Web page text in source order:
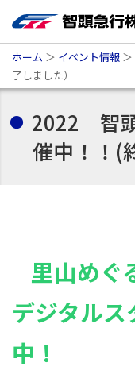
ホーム ＞ イベント情報 ＞
了しました）
2022 智
催中！！(
里山めぐ
デジタル
中！